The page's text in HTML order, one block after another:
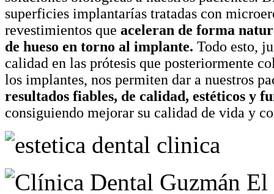
superficies implantarías tratadas con
revestimientos que aceleran de forma
de hueso en torno al implante. Todo esto,
calidad en las prótesis que posteriormente
los implantes, nos permiten dar a nuestros
resultados fiables, de calidad, estéticos y
consiguiendo mejorar su calidad de vida y